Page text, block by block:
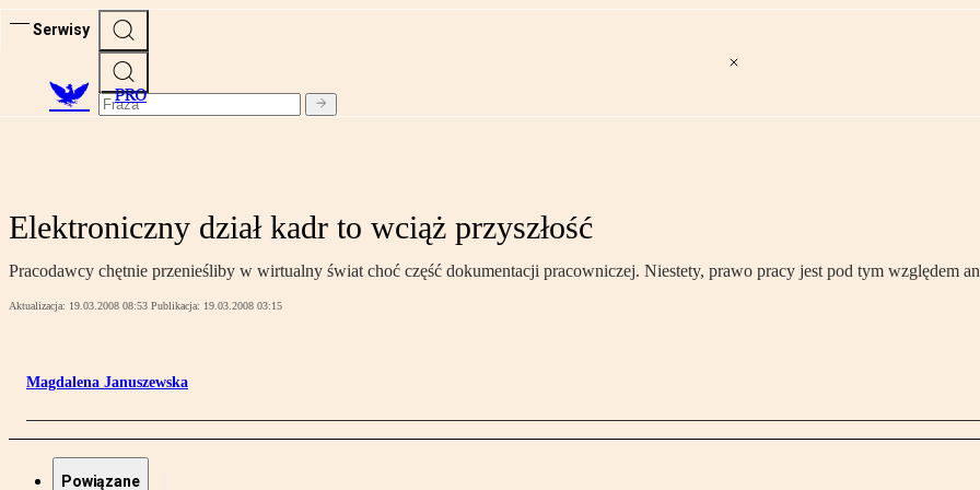
Serwisy
PRO
Elektroniczny dział kadr to wciąż przyszłość
Pracodawcy chętnie przenieśliby w wirtualny świat choć część dokumentacji pracowniczej. Niestety, prawo pracy jest pod tym względem
Aktualizacja: 19.03.2008 08:53 Publikacja: 19.03.2008 03:15
Magdalena Januszewska
Powiązane